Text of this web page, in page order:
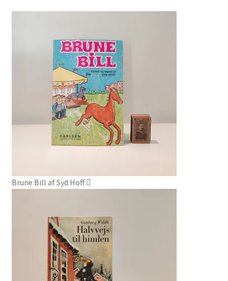
Brune Bill af Syd Hoff